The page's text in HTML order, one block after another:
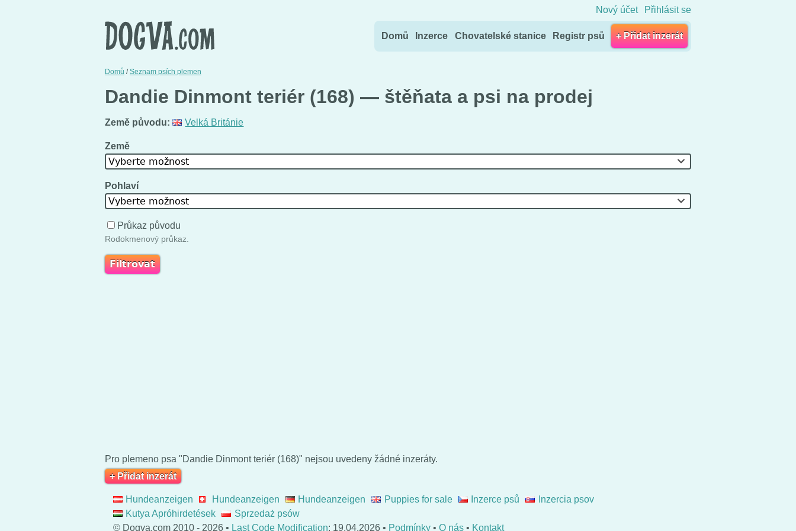
Nový účet Přihlásit se
Domů Inzerce Chovatelské stanice Registr psů + Přidat inzerát
Domů /Seznam psích plemen
Dandie Dinmont teriér (168) — štěňata a psi na prodej
Země původu: Velká Británie
Země
Vyberte možnost
Pohlaví
Vyberte možnost
Průkaz původu
Rodokmenový průkaz.
Pro plemeno psa "Dandie Dinmont teriér (168)" nejsou uvedeny žádné inzeráty.
+ Přidat inzerát
Hundeanzeigen Hundeanzeigen Hundeanzeigen Puppies for sale Inzerce psů
Inzercia psov
Kutya Apróhirdetések
Sprzedaż psów
© Dogva.com 2010 - 2026 • Last Code Modification: 19.04.2026 • Podmínky • O nás • Kontakt